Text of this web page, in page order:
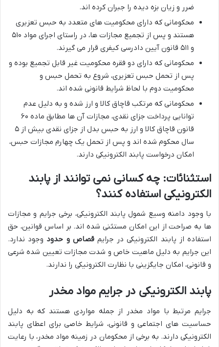
ضرر و زیان بزه دیده را جبران کرده اند.
محکومانی که دارای محکومیت های متعدد به حبس تعزیری
هستند و پس از تجمیع مجازات ها، در راستای اجرای مواد ۵۱۰
و ۵۱۱ قانون آیین دادرسی کیفری قرار می گیرند.
محکومانی که دارای دو فقره محکومیت غیر قابل تجمیع بوده و
پس از تحمل حبس تعزیری، شروع به تحمل حبس و
محکومیت دوم با لحاظ شرایط قانونی شده اند.
محکومانی که مرتکب قاچاق کالا و ارز شده و به دلیل عدم
توانایی پرداخت جزای نقدی، مجازات آن ها مطابق ماده ۶۰
قانون قاچاق کالا و ارز به حبس بدل از جزای نقدی بیش از ۵
سال محکوم شده اند و پس از تحمل یک چهارم مجازات حبس،
امکان درخواست پابند الکترونیکی دارند.
استثنائات: چه کسانی نمی توانند از پابند
الکترونیکی استفاده کنند؟
با وجود دامنه وسیع شمول پابند الکترونیکی، برخی جرایم و مجازات
ها به صراحت از این امکان مستثنی شده اند. بر اساس قوانین، حق
استفاده از پابند الکترونیکی در جرایمقصاص و حدود وجود ندارد.
این جرایم به دلیل ماهیت خاص و شدت مجازات تعیین شده شرعی
و قانونی، امکان جایگزینی با نظارت الکترونیکی را ندارند.
پابند الکترونیکی در جرایم مواد مخدر
جرایم مرتبط با مواد مخدر از جمله مواردی هستند که به دلیل
حساسیت های اجتماعی و قانونی، شرایط خاصی برای اعطای پابند
الکترونیکی دارند. به برخی از محکومان در زمینه مواد مخدر، با رعایت